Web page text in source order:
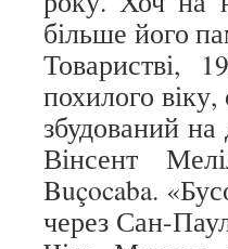
більше його
Товаристві,
похилого віку,
збудований на
Вінсент
Buçocaba.
через Сан-